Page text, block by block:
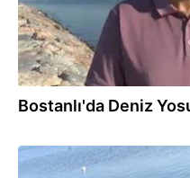
Bostanlı'da Deniz
20.10.2024